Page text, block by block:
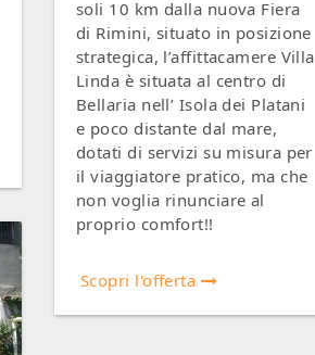
soli 10 km dalla nuova Fiera
di Rimini, situato in posizione
strategica, l’affittacamere Villa
Linda è situata al centro di
Bellaria nell’ Isola dei Platani
e poco distante dal mare,
dotati di servizi su misura per
il viaggiatore pratico, ma che
non voglia rinunciare al
proprio comfort!!
Scopri l'offerta